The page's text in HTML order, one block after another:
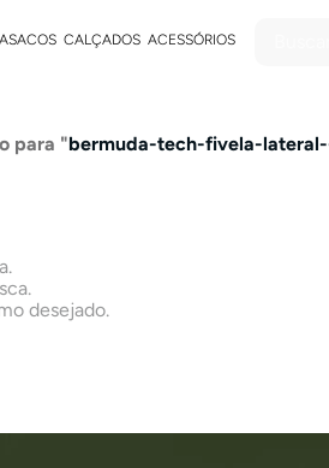
CALÇADOS ACESSÓRIOS
para "bermuda-tech-fivela-
desejado.